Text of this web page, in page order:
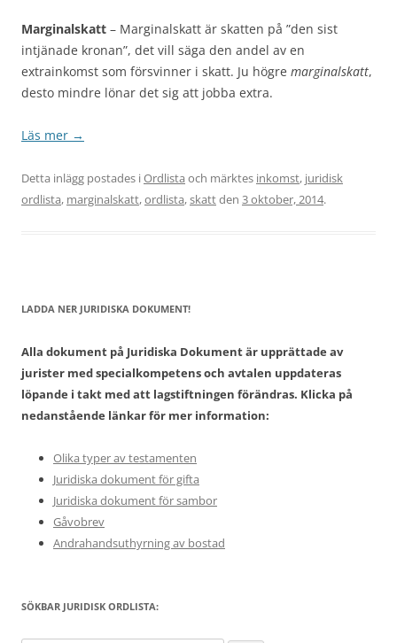
Marginalskatt – Marginalskatt är skatten på ”den sist
intjänade kronan”, det vill säga den andel av en
extrainkomst som försvinner i skatt. Ju högre marginalskatt,
desto mindre lönar det sig att jobba extra.
Läs mer →
Detta inlägg postades iOrdlista och märktes inkomst, juridisk
ordlista, marginalskatt,ordlista,skattden 3 oktober, 2014.
LADDA NER JURIDISKA DOKUMENT!
Alla dokument på Juridiska Dokument är upprättade av
jurister med specialkompetens och avtalen uppdateras
löpande i takt med att lagstiftningen förändras. Klicka på
nedanstående länkar för mer information:
Olika typer av testamenten
Juridiska dokument för gifta
Juridiska dokument för sambor
Gåvobrev
Andrahandsuthyrning av bostad
SÖKBAR JURIDISK ORDLISTA: